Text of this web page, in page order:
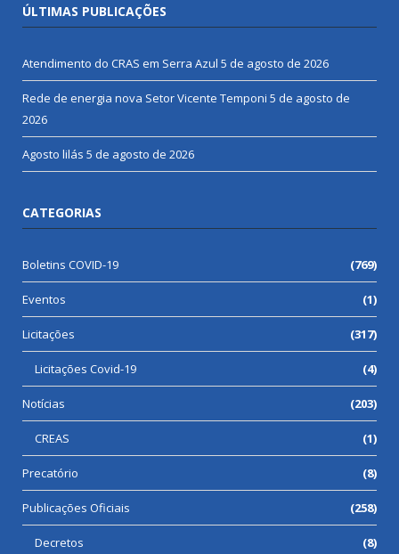
ÚLTIMAS PUBLICAÇÕES
Atendimento do CRAS em Serra Azul 5 de agosto de 2026
Rede de energia nova Setor Vicente Temponi 5 de agosto de
2026
Agosto lilás 5 de agosto de 2026
CATEGORIAS
Boletins COVID-19 (769)
Eventos (1)
Licitações (317)
Licitações Covid-19 (4)
Notícias (203)
CREAS (1)
Precatório (8)
Publicações Oficiais (258)
Decretos (8)